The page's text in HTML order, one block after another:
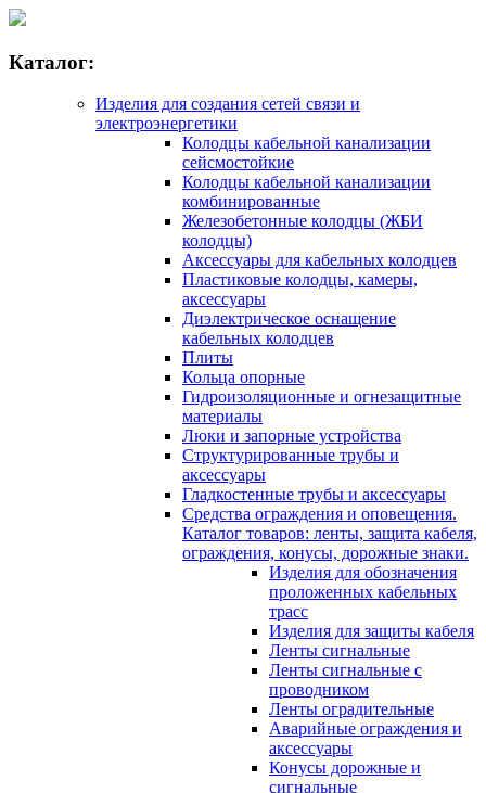
Каталог:
Изделия для создания сетей связи и
электроэнергетики
Колодцы кабельной канализации
сейсмостойкие
Колодцы кабельной канализации
комбинированные
Железобетонные колодцы (ЖБИ
колодцы)
Аксессуары для кабельных колодцев
Пластиковые колодцы, камеры,
аксессуары
Диэлектрическое оснащение
кабельных колодцев
Плиты
Кольца опорные
Гидроизоляционные и огнезащитные
материалы
Люки и запорные устройства
Структурированные трубы и
аксессуары
Гладкостенные трубы и аксессуары
Средства ограждения и оповещения.
Каталог товаров: ленты, защита кабеля,
ограждения, конусы, дорожные знаки.
Изделия для обозначения
проложенных кабельных
трасс
Изделия для защиты кабеля
Ленты сигнальные
Ленты сигнальные с
проводником
Ленты оградительные
Аварийные ограждения и
аксессуары
Конусы дорожные и
сигнальные